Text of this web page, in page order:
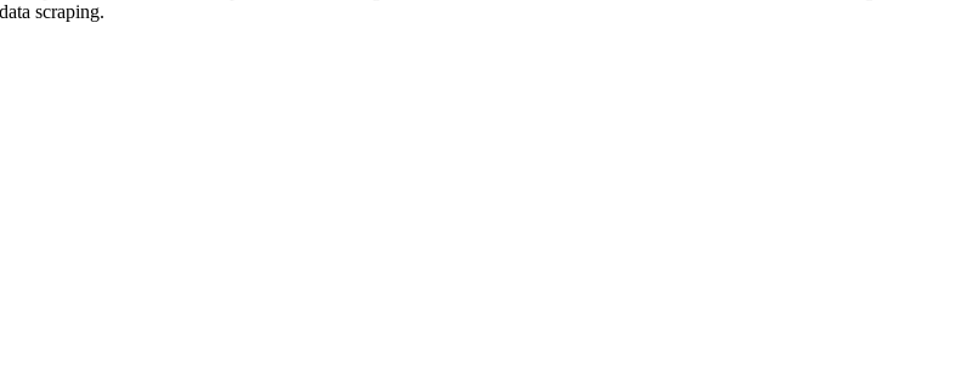
scraping.